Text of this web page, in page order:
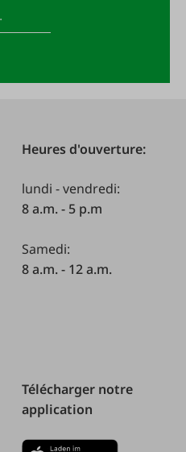
Heures d'ouverture:
lundi - vendredi:
8 a.m. - 5 p.m
Samedi:
8 a.m. - 12 a.m.
Télécharger notre
application